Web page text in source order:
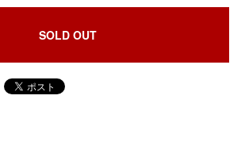
SOLD OUT